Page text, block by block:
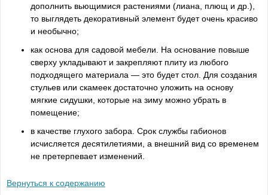
дополнить вьющимися растениями (лиана, плющ и др.),
то выглядеть декоративный элемент будет очень красиво
и необычно;
как основа для садовой мебели. На основание повыше
сверху укладывают и закрепляют плиту из любого
подходящего материала — это будет стол. Для создания
стульев или скамеек достаточно уложить на основу
мягкие сидушки, которые на зиму можно убрать в
помещение;
в качестве глухого забора. Срок службы габионов
исчисляется десятилетиями, а внешний вид со временем
не претерпевает изменений.
Вернуться к содержанию